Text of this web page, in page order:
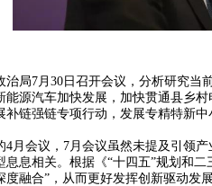
7月30日召开会议，分析研究当
能源汽车加快发展，加快贯通县乡
补链强链专项行动，发展专精特新中
会议，7月会议虽然未提及引领产
息息相关。根据《“十四五”规划和
度融合”，从而更好发挥创新驱动发